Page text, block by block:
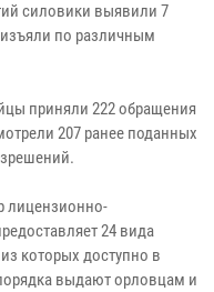
силовики выявили 7
по различным
приняли 222 обращения
207 ранее поданных
лицензионно-
24 вида
которых доступно в
выдают орловцам и